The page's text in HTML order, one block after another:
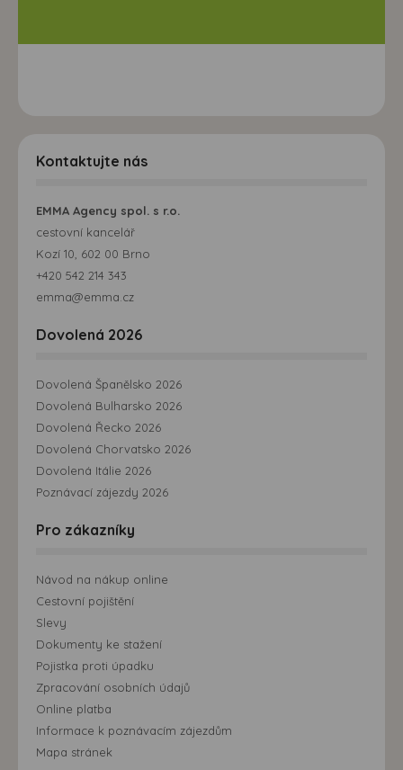
Kontaktujte nás
EMMA Agency spol. s r.o.
cestovní kancelář
Kozí 10, 602 00 Brno
+420 542 214 343
emma@emma.cz
Dovolená 2026
Dovolená Španělsko 2026
Dovolená Bulharsko 2026
Dovolená Řecko 2026
Dovolená Chorvatsko 2026
Dovolená Itálie 2026
Poznávací zájezdy 2026
Pro zákazníky
Návod na nákup online
Cestovní pojištění
Slevy
Dokumenty ke stažení
Pojistka proti úpadku
Zpracování osobních údajů
Online platba
Informace k poznávacím zájezdům
Mapa stránek